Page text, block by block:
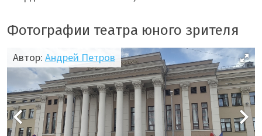
Фотографии театра юного зрителя
Автор: Андрей Петров